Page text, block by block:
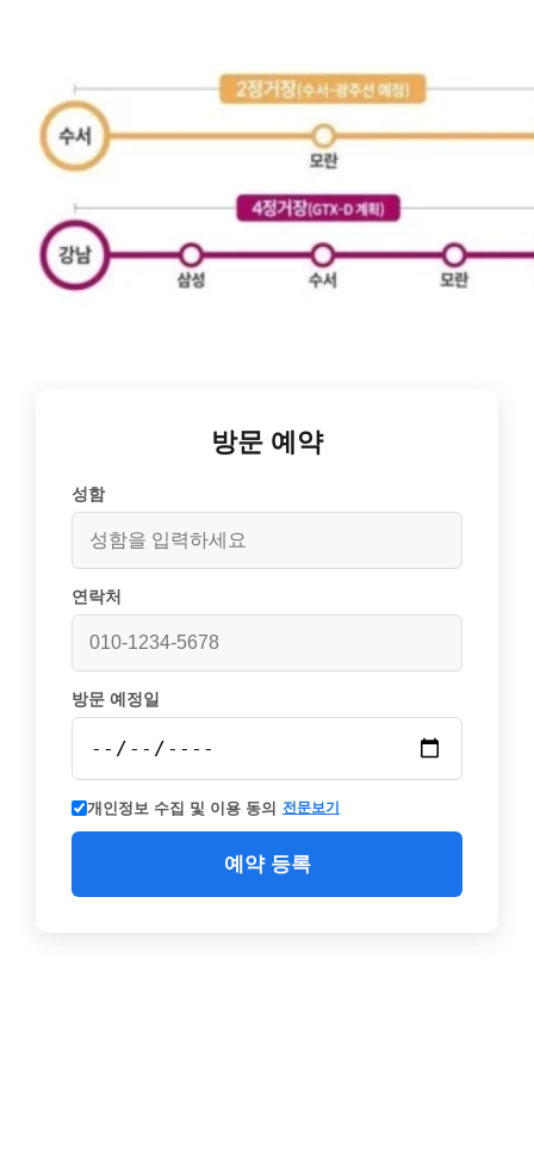
방문 예약
성함
연락처
방문 예정일
개인정보 수집 및 이용 동의 전문보기
예약 등록